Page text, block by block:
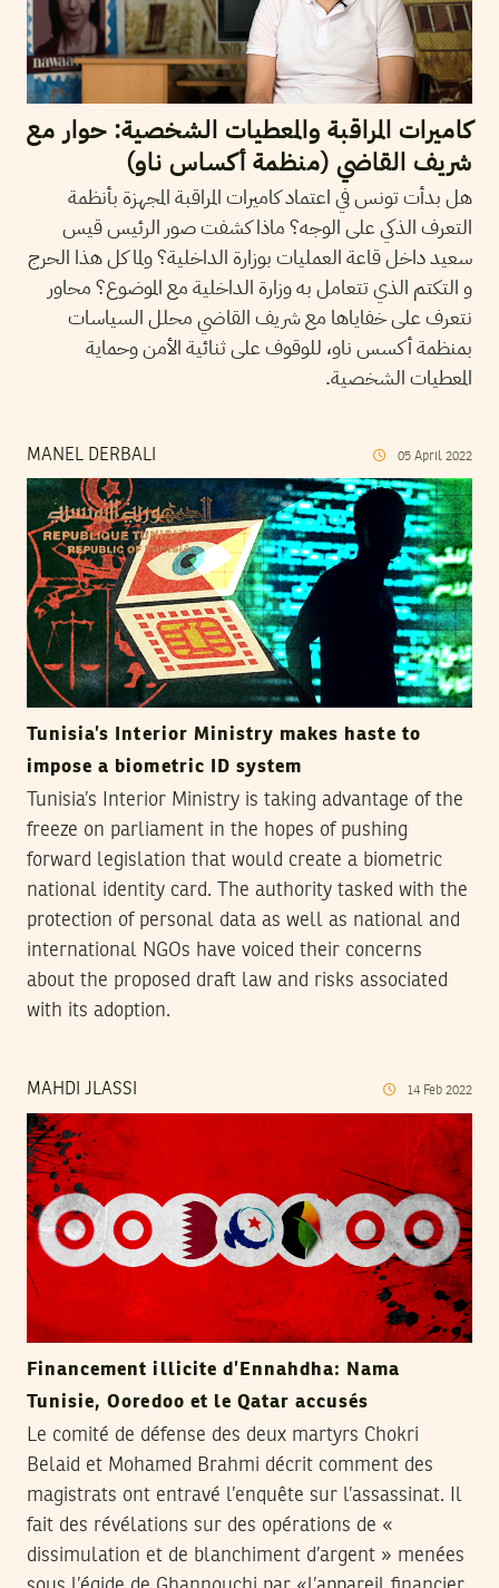
كاميرات المراقبة والمعطيات الشخصية: حوار مع
شريف القاضي (منظمة أكساس ناو)
هل بدأت تونس في اعتماد كاميرات المراقبة المجهزة بأنظمة
التعرف الذكي على الوجه؟ ماذا كشفت صور الرئيس قيس
سعيد داخل قاعة العمليات بوزارة الداخلية؟ ولما كل هذا الحرج
و التكتم الذي تتعامل به وزارة الداخلية مع الموضوع؟ محاور
نتعرف على خفاياها مع شريف القاضي محلل السياسات
بمنظمة أكسس ناو، للوقوف على ثنائية الأمن وحماية
المعطيات الشخصية.
MANEL DERBALI 05 April 2022
Tunisia’s Interior Ministry makes haste to
impose a biometric ID system
Tunisia’s Interior Ministry is taking advantage of the
freeze on parliament in the hopes of pushing
forward legislation that would create a biometric
national identity card. The authority tasked with the
protection of personal data as well as national and
international NGOs have voiced their concerns
about the proposed draft law and risks associated
with its adoption.
MAHDI JLASSI 14 Feb 2022
Financement illicite d’Ennahdha: Nama
Tunisie, Ooredoo et le Qatar accusés
Le comité de défense des deux martyrs Chokri
Belaid et Mohamed Brahmi décrit comment des
magistrats ont entravé l’enquête sur l’assassinat. Il
fait des révélations sur des opérations de «
dissimulation et de blanchiment d’argent » menées